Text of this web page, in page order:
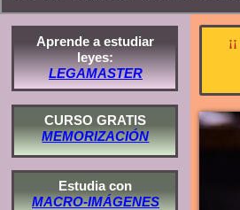
CURSO GRATIS
MEMORIZACIÓN
Estudia con
MACRO-IMÁGENES
Aprende a estudiar
leyes:
LEGAMASTER
veintena de idiomas, y
rendimiento "Speed
los memorizadores
año 2003, Ramón
estudiantes y opositores